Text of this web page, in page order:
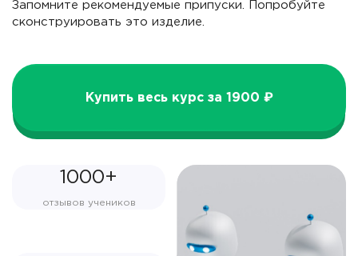
Запомните рекомендуемые припуски. Попробуйте
сконструировать это изделие.
Купить весь курс за 1900 ₽
1000+
отзывов учеников